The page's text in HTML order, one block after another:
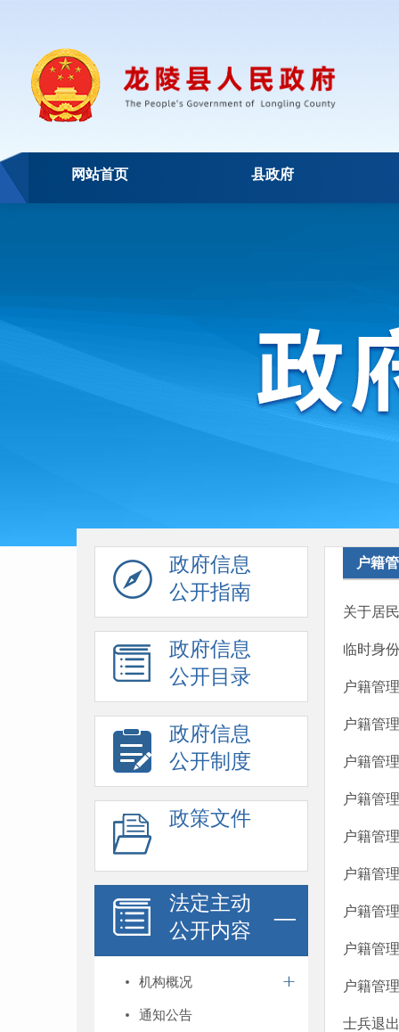
网站首页 县政府
政府信息
公开指南
政府信息
公开目录
政府信息
公开制度
政策文件
法定主动
公开内容
机构概况
通知公告
户籍
关于居
临时身
户籍管
户籍管
户籍管
户籍管
户籍管
户籍管
户籍管
户籍管
户籍管
士兵退